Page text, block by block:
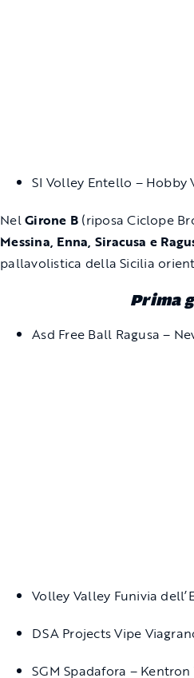
SI Volley Entello – Hobby
NelGirone B (riposa Ciclope
Messina, Enna, Siracusa e
pallavolistica della Sicilia
Prima
Asd Free Ball Ragusa –
Volley Valley Funivia
DSA Projects Vipe
SGM Spadafora –